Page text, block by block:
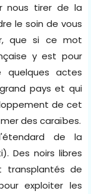
nous tirer de la
le soin de vous
que si ce mot
y est pour
quelques actes
pays et qui
de cet
des caraïbes.
de la
Des noirs libres
transplantés de
exploiter les